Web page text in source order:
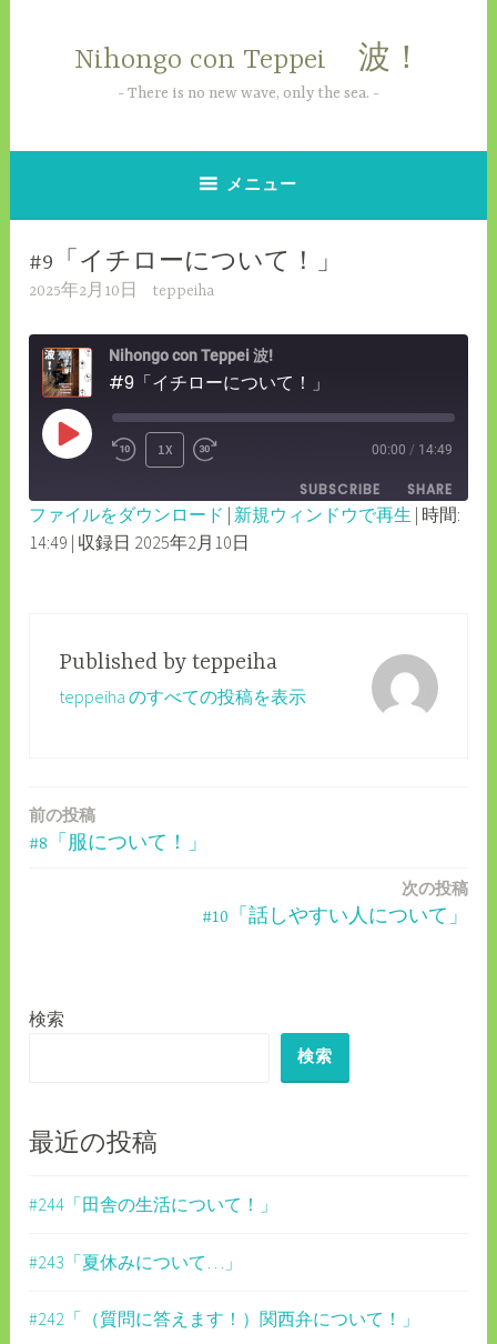
へ
Nihongo con Teppei 波！
There is no new wave, only the sea.
メニュー
#9「イチローについて！」
2025年2月10日 teppeiha
Nihongo con Teppei 波!
#9「イチローについて！」
PLAY
REWIND
10
SECONDS
1X
FAST
FORWARD
30
00:00 / 14:49
SUBSCRIBE SHARE
SHARE
ファイルをダウンロード | 新規ウィンドウで再生 | 時間:
14:49 | 収録日 2025年2月10日
Published by teppeiha
teppeiha のすべての投稿を表示
投
ー
ン
前の投稿
#8「服について！」
次の投稿
#10「話しやすい人について」
検索
検索
最近の投稿
#244「田舎の生活について！」
#243「夏休みについて…」
#242「（質問に答えます！）関西弁について！」